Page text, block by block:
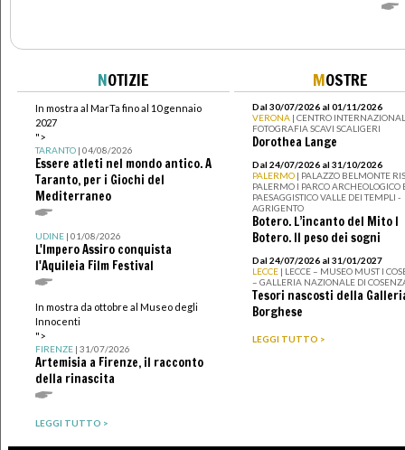
NOTIZIE
In mostra al MarTa fino al 10 gennaio
2027
">
TARANTO| 04/08/2026
Essere atleti nel mondo antico. A
Taranto, per i Giochi del
Mediterraneo
UDINE| 01/08/2026
L'Impero Assiro conquista
l'Aquileia Film Festival
In mostra da ottobre al Museo degli
Innocenti
">
FIRENZE| 31/07/2026
Artemisia a Firenze, il racconto
della rinascita
LEGGI TUTTO >
MOSTRE
Dal 30/07/2026 al 01/11/2026
VERONA | CENTRO
FOTOGRAFIA SCAVI SCALIGERI
Dorothea Lange
Dal 24/07/2026 al 31/10/2026
PALERMO | PALAZZO BELMONTE
PALERMO I PARCO ARCHEOLOGICO
PAESAGGISTICO VALLE DEI TEMPLI -
AGRIGENTO
Botero. L’incanto del Mito I
Botero. Il peso dei sogni
Dal 24/07/2026 al 31/01/2027
LECCE | LECCE – MUSEO MUST I
– GALLERIA NAZIONALE DI
Tesori nascosti della
Borghese
LEGGI TUTTO >